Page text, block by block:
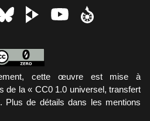
cette œuvre est mise à
de la « CC0 1.0 universel, transfert
Plus de détails dans les mentions